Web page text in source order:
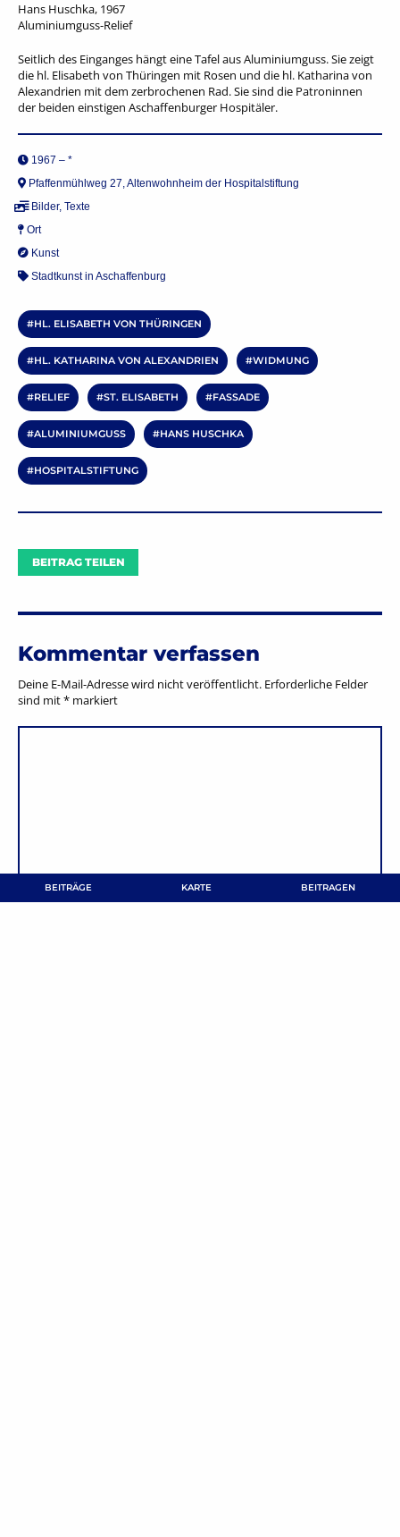
BEITRÄGE KARTE BEITRAGEN
Hans Huschka, 1967
Aluminiumguss-Relief
Seitlich des Einganges hängt eine Tafel aus Aluminiumguss. Sie zeigt
die hl. Elisabeth von Thüringen mit Rosen und die hl. Katharina von
Alexandrien mit dem zerbrochenen Rad. Sie sind die Patroninnen
der beiden einstigen Aschaffenburger Hospitäler.
1967 – *
Pfaffenmühlweg 27, Altenwohnheim der Hospitalstiftung
Bilder, Texte
Ort
Kunst
Stadtkunst in Aschaffenburg
HL. ELISABETH VON THÜRINGEN
HL. KATHARINA VON ALEXANDRIEN WIDMUNG
RELIEF ST. ELISABETH FASSADE
ALUMINIUMGUSS HANS HUSCHKA
HOSPITALSTIFTUNG
BEITRAG TEILEN
Kommentar verfassen
Deine E-Mail-Adresse wird nicht veröffentlicht. Erforderliche Felder
sind mit* markiert